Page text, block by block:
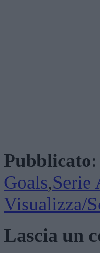
Pubblicato
Goals,Serie
Visualizza/
Lascia un